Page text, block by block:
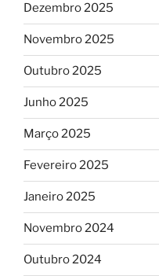
Dezembro 2025
Novembro 2025
Outubro 2025
Junho 2025
Março 2025
Fevereiro 2025
Janeiro 2025
Novembro 2024
Outubro 2024